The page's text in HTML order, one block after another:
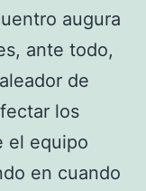
augura
ante todo,
de
los
el equipo
en cuando